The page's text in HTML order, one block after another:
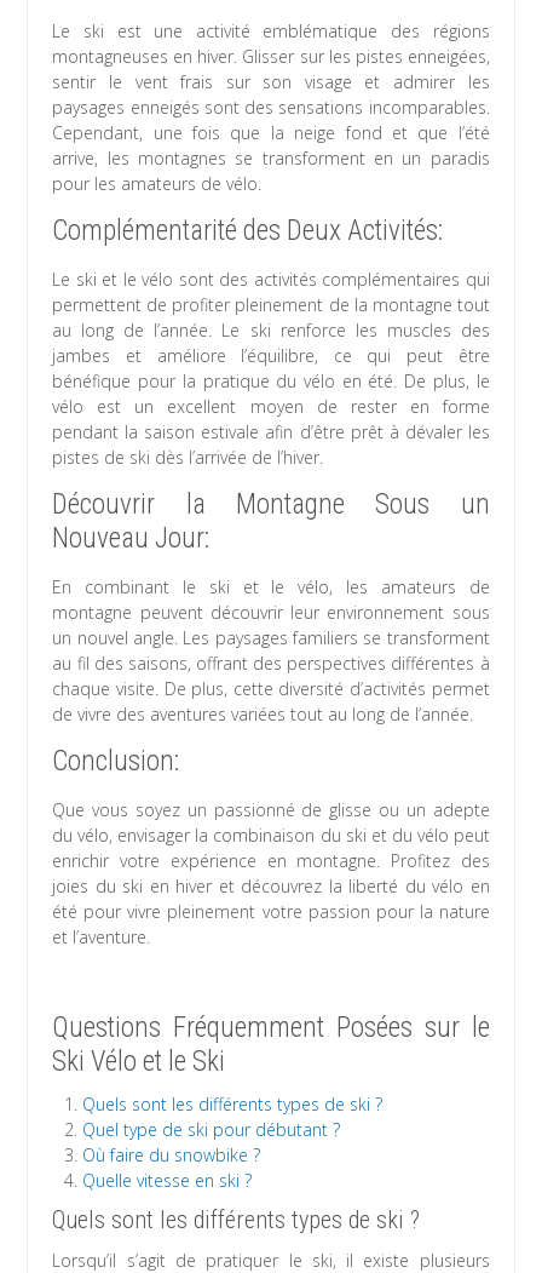
Le ski est une activité emblématique des régions
montagneuses en hiver. Glisser sur les pistes enneigées,
sentir le vent frais sur son visage et admirer les
paysages enneigés sont des sensations incomparables.
Cependant, une fois que la neige fond et que l’été
arrive, les montagnes se transforment en un paradis
pour les amateurs de vélo.
Complémentarité des Deux Activités:
Le ski et le vélo sont des activités complémentaires qui
permettent de profiter pleinement de la montagne tout
au long de l’année. Le ski renforce les muscles des
jambes et améliore l’équilibre, ce qui peut être
bénéfique pour la pratique du vélo en été. De plus, le
vélo est un excellent moyen de rester en forme
pendant la saison estivale afin d’être prêt à dévaler les
pistes de ski dès l’arrivée de l’hiver.
Découvrir la Montagne Sous un
Nouveau Jour:
En combinant le ski et le vélo, les amateurs de
montagne peuvent découvrir leur environnement sous
un nouvel angle. Les paysages familiers se transforment
au fil des saisons, offrant des perspectives différentes à
chaque visite. De plus, cette diversité d’activités permet
de vivre des aventures variées tout au long de l’année.
Conclusion:
Que vous soyez un passionné de glisse ou un adepte
du vélo, envisager la combinaison du ski et du vélo peut
enrichir votre expérience en montagne. Profitez des
joies du ski en hiver et découvrez la liberté du vélo en
été pour vivre pleinement votre passion pour la nature
et l’aventure.
Questions Fréquemment Posées sur le
Ski Vélo et le Ski
Quels sont les différents types de ski ?
Quel type de ski pour débutant ?
Où faire du snowbike ?
Quelle vitesse en ski ?
Quels sont les différents types de ski ?
Lorsqu’il s’agit de pratiquer le ski, il existe plusieurs